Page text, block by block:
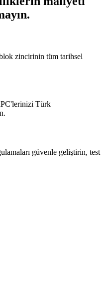
zincirinin tüm tarihsel
Türk
güvenle geliştirin, test